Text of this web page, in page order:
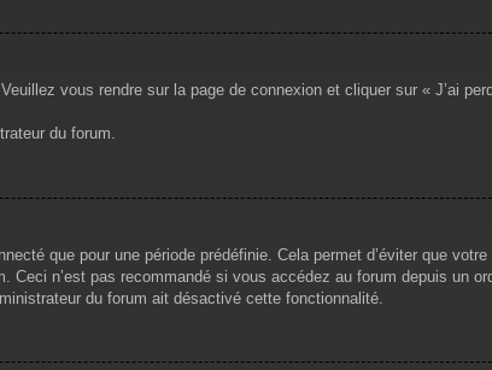
vous rendre sur la page de connexion et cliquer sur « J’ai
du forum.
que pour une période prédéfinie. Cela permet d’éviter que
n’est pas recommandé si vous accédez au forum depuis un
du forum ait désactivé cette fonctionnalité.